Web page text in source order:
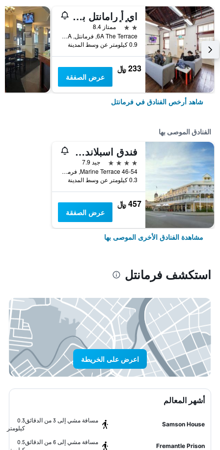
اي ٕأ ٕرامانتل برايسون
2 نجمتين
ممتاز 8.4
6A The Terrace, فرمانتل, WA, أستراليا
0.9 كيلومتر عن وسط المدينة
233 ﷼
عرض الصفقة
شاهد أرخص الفنادق في فرمانتل
الفنادق الموصى بها
فندق اسبلاندا فريمانتل - باي ريدجز
4 نجوم
جيد 7.9
46-54 Marine Terrace, فرمانتل, WA, أستراليا
0.3 كيلومتر عن وسط المدينة
457 ﷼
عرض الصفقة
مشاهدة الفنادق الأخرى الموصى بها
استكشف فرمانتل
اعرض على الخريطة
أشهر المعالم
Samson House
مسافة مشي إلى 3 من الدقائق
0.3
كيلومتر
Fremantle Prison
مسافة مشي إلى 6 من الدقائق
0.5